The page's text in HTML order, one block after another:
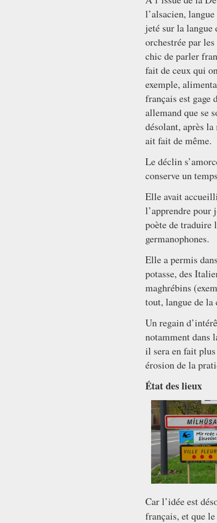
l’alsacien,
jeté sur la langue
orchestrée par
chic de parler
fait de ceux qui
exemple,
français est gage
allemand que se
désolant, après
ait fait de même.
Le déclin
conserve un
Elle avait
l’apprendre pour
poète de traduire
germanophones.
Elle a permis
potasse, des
maghrébins
tout, langue de
Un regain
notamment dans
il sera en fait
érosion de la
État des lieux
Car l’idée est
français, et que